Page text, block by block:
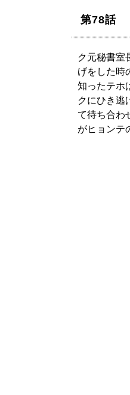
第78話
ク元秘書室
げをした時
知ったテホ
クにひき逃
て待ち合わ
がヒョンテ